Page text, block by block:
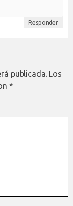
Responder
publicada. Los
*